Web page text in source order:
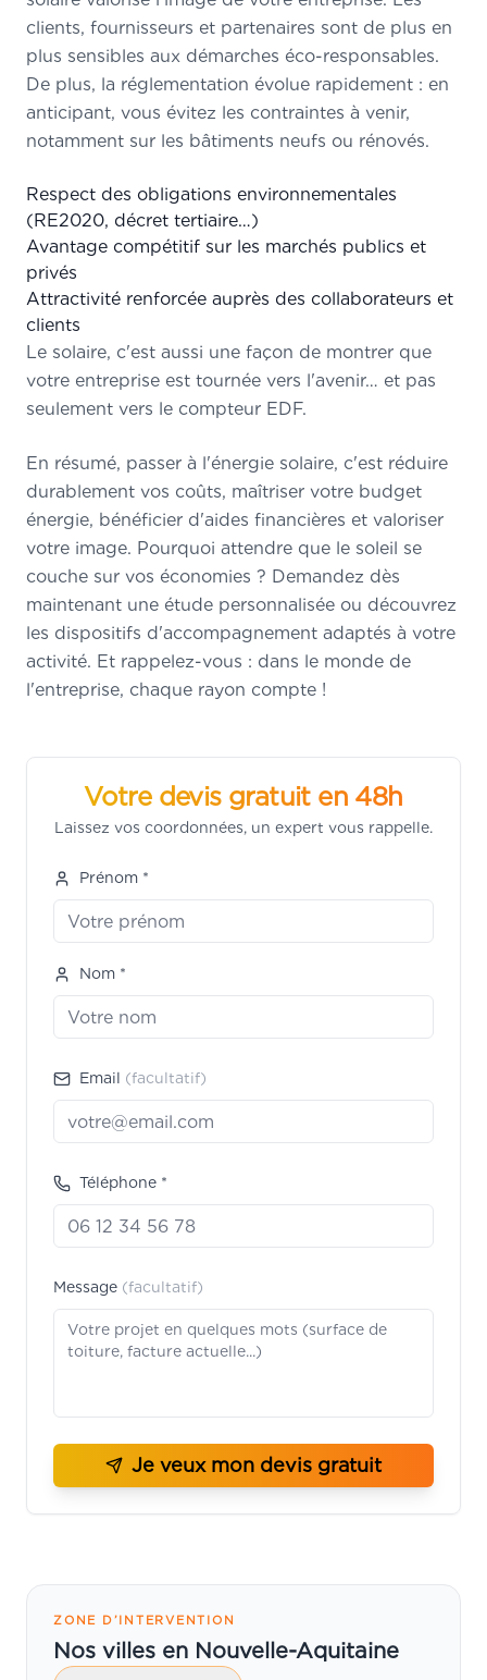
clients, fournisseurs et partenaires sont de plus en
plus sensibles aux démarches éco-responsables.
De plus, la réglementation évolue rapidement : en
anticipant, vous évitez les contraintes à venir,
notamment sur les bâtiments neufs ou rénovés.
Respect des obligations environnementales
(RE2020, décret tertiaire…)
Avantage compétitif sur les marchés publics et
privés
Attractivité renforcée auprès des collaborateurs et
clients
Le solaire, c'est aussi une façon de montrer que
votre entreprise est tournée vers l'avenir… et pas
seulement vers le compteur EDF.
En résumé, passer à l'énergie solaire, c'est réduire
durablement vos coûts, maîtriser votre budget
énergie, bénéficier d'aides financières et valoriser
votre image. Pourquoi attendre que le soleil se
couche sur vos économies ? Demandez dès
maintenant une étude personnalisée ou découvrez
les dispositifs d'accompagnement adaptés à votre
activité. Et rappelez-vous : dans le monde de
l'entreprise, chaque rayon compte !
Votre devis gratuit en 48h
Laissez vos coordonnées, un expert vous rappelle.
Prénom *
Nom *
Email (facultatif)
Téléphone *
Message (facultatif)
Je veux mon devis gratuit
ZONE D’INTERVENTION
Nos villes en Nouvelle-Aquitaine